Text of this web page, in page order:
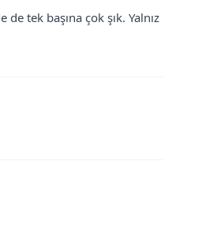
tek başına çok şık. Yalnız